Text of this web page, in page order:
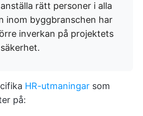
rätt personer i alla
inom byggbranschen har
inverkan på projektets
HR-utmaningar som
på: